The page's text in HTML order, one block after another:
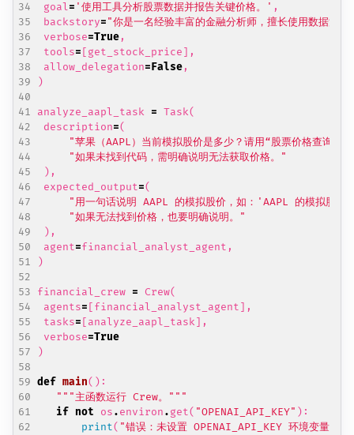
goal= '使用工具分析股票数据并报告关键价格。' ,
backstory="你是一名经验丰富的金融分析师，擅长使用数据源
verbose=True,
tools= [get_stock_price],
allow_delegation= False,
)
analyze_aapl_task = Task(
description=(
"苹果（AAPL）当前模拟股价是多少？请用“股票价格查询工
"如果未找到代码，需明确说明无法获取价格。"
),
expected_output=(
"用一句话说明 AAPL 的模拟股价，如：'AAPL 的模拟股
"如果无法找到价格，也要明确说明。"
),
agent=financial_analyst_agent ,
)
financial_crew = Crew(
agents= [financial_analyst_agent],
tasks= [analyze_aapl_task],
verbose=True
)
def main():
"""主函数运行 Crew。"""
if not os.environ.get( "OPENAI_API_KEY" ):
print( "错误：未设置 OPENAI_API_KEY 环境变量。"